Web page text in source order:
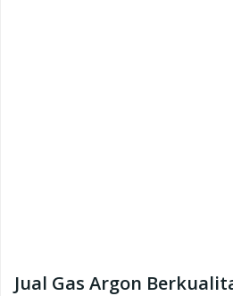
Jual Gas Argon